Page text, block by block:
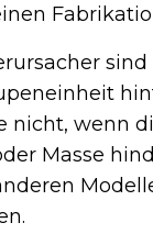
nicht, wenn
Masse